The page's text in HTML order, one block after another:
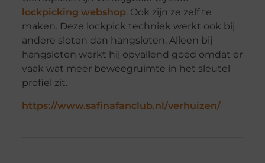
lockpicking webshop. Ook zijn ze zelf te
maken. Deze lockpick techniek werkt ook bij
andere sloten dan hangsloten. Alleen bij
hangsloten werkt hij opvallend goed omdat er
vaak wat meer beweegruimte in het sleutel
profiel zit.
https://www.safinafanclub.nl/verhuizen/